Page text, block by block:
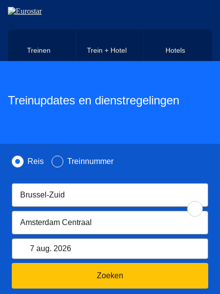
Naar hoofdinhoud
Treinen Trein + Hotel Hotels
Treinupdates en dienstregelingen
Zoek op
Reis Treinnummer
7 aug. 20267 augustus 2026
Kalender openen
Zoeken